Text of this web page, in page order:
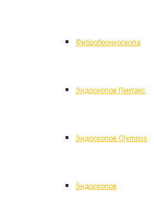
Фибробронхоскопа
Эндоскопов Пентакс
Эндоскопов Olympus
Эндоскопов